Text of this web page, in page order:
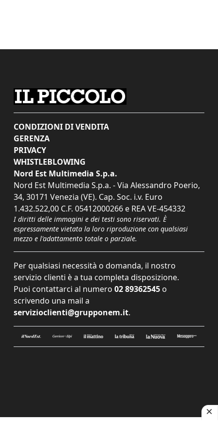
CONDIZIONI DI VENDITA
GERENZA
PRIVACY
WHISTLEBLOWING
Nord Est Multimedia S.p.a.
Nord Est Multimedia S.p.a. - Via Alessandro Poerio,
34, 30171 Venezia (VE). Cap. Soc. i.v. Euro
1.432.522,00 C.F. 05412000266 e REA VE-454332
I diritti delle immagini e dei testi sono riservati. È
espressamente vietata la loro riproduzione con qualsiasi
mezzo e l'adattamento totale o parziale.
Per qualsiasi necessità o domanda, il nostro
servizio clienti è a tua completa disposizione.
Puoi contattarci al numero 02 89362545 o
scrivendo una mail a
servizioclienti@grupponem.it.